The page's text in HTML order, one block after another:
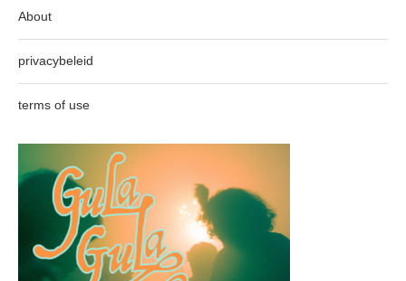
About
privacybeleid
terms of use